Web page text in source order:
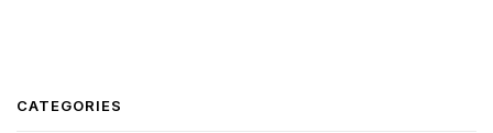
CATEGORIES